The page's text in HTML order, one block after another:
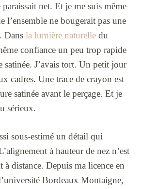
net. Et je me suis même
l’ensemble ne bougerait pas une
Dans la lumière naturelle du
confiance un peu trop rapide
satinée. J’avais tort. Un petit jour
cadres. Une trace de crayon est
satinée avant le perçage. Et je
sérieux.
sous-estimé un détail qui
à hauteur de nez n’est
à distance. Depuis ma licence en
Bordeaux Montaigne,